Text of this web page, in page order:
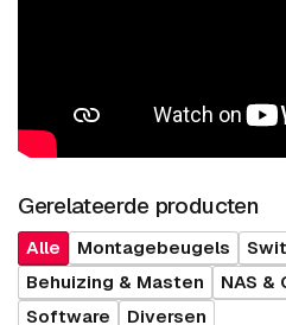
Gerelateerde producten
Alle Montagebeugels
Behuizing & Masten
NAS &
Software
Diversen